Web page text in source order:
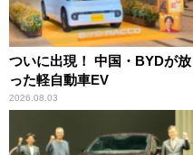
ついに出現！ 中国・BYDが放
った軽自動車EV
2026.08.03